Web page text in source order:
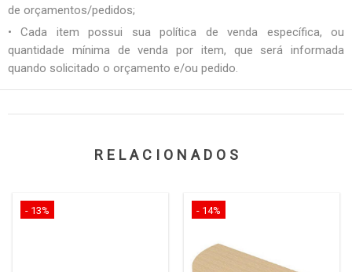
de orçamentos/pedidos;
• Cada item possui sua política de venda específica, ou
quantidade mínima de venda por item, que será informada
quando solicitado o orçamento e/ou pedido.
RELACIONADOS
- 13% - 14%